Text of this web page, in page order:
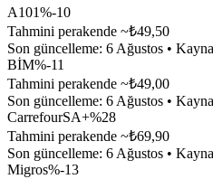
A101%-10
Tahmini perakende ~₺49,50
Son güncelleme: 6 Ağustos •
BİM%-11
Tahmini perakende ~₺49,00
Son güncelleme: 6 Ağustos •
CarrefourSA+%28
Tahmini perakende ~₺69,90
Son güncelleme: 6 Ağustos •
Migros%-13